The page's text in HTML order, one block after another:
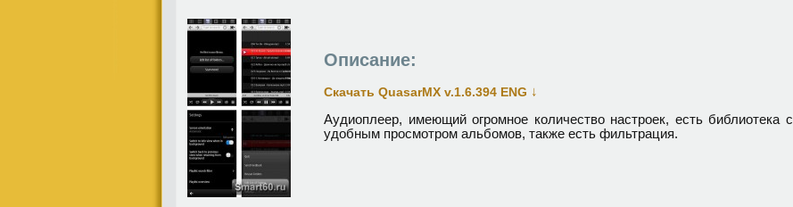
Описание:
Скачать QuasarMX v.1.6.394 ENG ↓
Аудиоплеер, имеющий огромное количество настроек, есть библиотека с
удобным просмотром альбомов, также есть фильтрация.